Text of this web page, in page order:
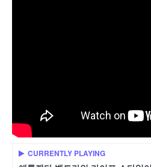
CURRENTLY PLAYING